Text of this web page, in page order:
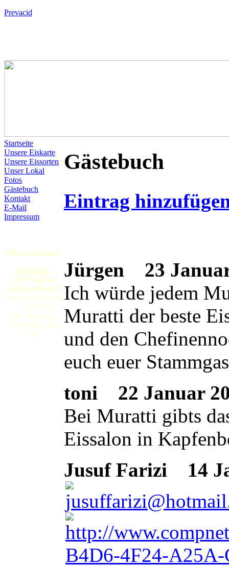
Prevacid
Startseite
Unsere Eiskarte
Unsere Eissorten
Unser Lokal
Fotos
Gästebuch
Kontakt
E-Mail
Impressum
Öffnungszeiten:
Gloggnitz:
365 Tage im
Jahr geöffnet!!!
Mo-Sa: 8:00 Uhr
- 1:00 Uhr
So + Feiertag:
9:00 Uhr- 1:00
Uh
Gästebuch
Eintrag
Jürgen
23
Ich würde jedem
Muratti der beste
und den
euch euer
toni
22 Januar
Bei Muratti gibts
Eissalon in
Jusuf Farizi
14